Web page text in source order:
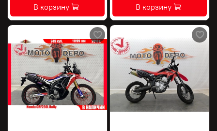
В корзину В корзину